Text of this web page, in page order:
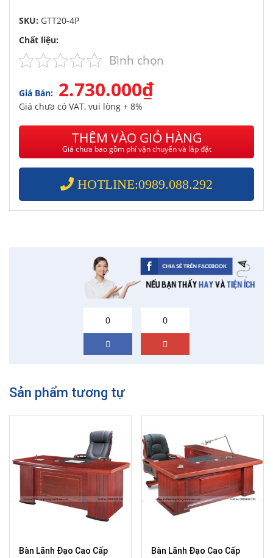
SKU: GTT20-4P
Chất liệu:
Bình chọn
Giá Bán: 2.730.000₫
Giá chưa có VAT, vui lòng + 8%
THÊM VÀO GIỎ HÀNG
Giá chưa bao gồm phí vận chuyển và lắp đặt
HOTLINE:0989.088.292
0 0
Sản phẩm tương tự
Bàn Lãnh Đạo Cao Cấp
Bàn Lãnh Đạo Cao Cấp